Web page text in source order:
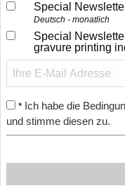
Special
Deutsch - monatlich
Special
gravure printing
* Ich habe die
und stimme diesen zu.